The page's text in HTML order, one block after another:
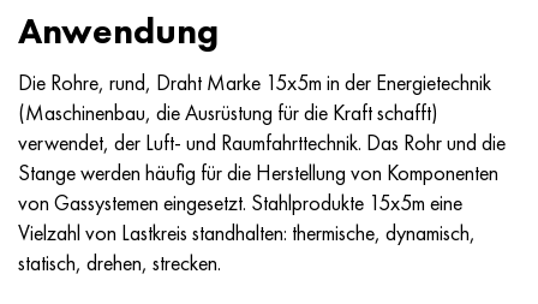
Anwendung
Die Rohre, rund, Draht Marke 15x5m in der Energietechnik
(Maschinenbau, die Ausrüstung für die Kraft schafft)
verwendet, der Luft- und Raumfahrttechnik. Das Rohr und die
Stange werden häufig für die Herstellung von Komponenten
von Gassystemen eingesetzt. Stahlprodukte 15x5m eine
Vielzahl von Lastkreis standhalten: thermische, dynamisch,
statisch, drehen, strecken.